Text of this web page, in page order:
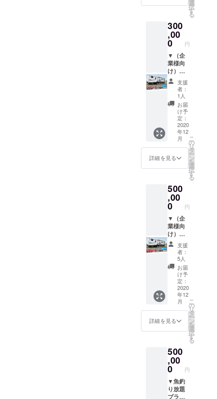
す。 ※
合、現
地解散
になり
ます。
※旅費や
宿泊費
は含ま
れませ
ん。 ※
チケッ
トの手
配や宿
泊の予
約を希
望され
る方に
ついて
は、旅
行会社
の紹介
です。
※滞在中
の食費
は含ま
れま
す。 ※1
度に4名
様まで
同行す
ること
ができ
ます
が、こ
ちらは1
名様分
の価格
になっ
ており
ますの
で、何
一緒に
行かれ
たい場
合に
は、個
別に人
数分お
当して
さった
ラボ
ワッ
ト・ス
タジオ
さんか
らご提
供いた
だきま
したリ
ターン
です。
※打ち
合わせ1
日、撮
影1日の
コース
です。
※撮
影・編
成の費
用を含
みま
す。
※音楽、
エキス
トラ、
食材、
特殊機
材（ド
ロー
ン）撮
影の費
用がか
かる場
合には
別途請
求させ
ていた
だきま
※交通費
は別途
請求さ
せてい
ただき
ます。
※ご要
選
択
す
る
300
,00
0 円
▼（企
業様向
け）ト
レー
ラーハ
ウスに
企業名
やロゴ
を掲載
（片面
1/2サイ
ズ）
※掲載を
希望さ
れる企
業名や
別途お
送りい
ただき
ます。
※掲載
場所に
ついて
は先着
順で決
めさせ
ていた
だきま
す。
※掲載期
間は3年
間で
す。 ▼
お礼の
お手紙
支援
者：
1人
お届
け予
定：
2020
年12
月
詳細を見る
こ
の
リ
タ
ー
ン
を
選
択
す
る
500
,00
0 円
▼（企
業様向
け）ト
レー
ラーハ
ウスに
企業名
やロゴ
を掲載
（片面
全サイ
ズ）
※掲載を
希望さ
れる企
業名や
別途お
送りい
ただき
ます。
※掲載
場所に
ついて
支援
者：
5人
お届
け予
定：
2020
年12
月
詳細を見る
こ
の
リ
タ
ー
ン
を
選
択
す
る
500
,00
0 円
▼魚釣
り放題
プラン